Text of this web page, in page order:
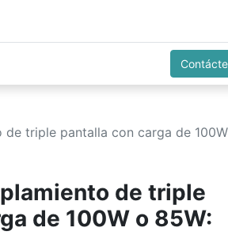
de triple pantalla con carga de
de triple
de 100W o 85W: